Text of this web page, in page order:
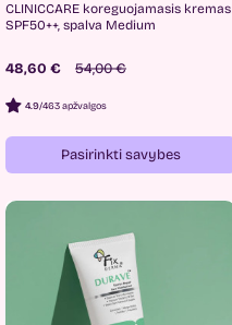
CLINICCARE koreguojamasis kremas
SPF50++, spalva Medium
48,60 € 54,00 €
4.9/463 apžvalgos
Pasirinkti savybes